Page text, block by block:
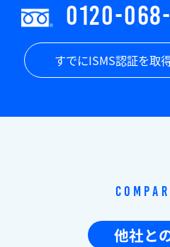
0120-
すでにISMS認証を取
他社と